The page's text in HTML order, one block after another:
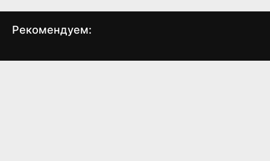
Рекомендуем:
Земля мертвых Безумные